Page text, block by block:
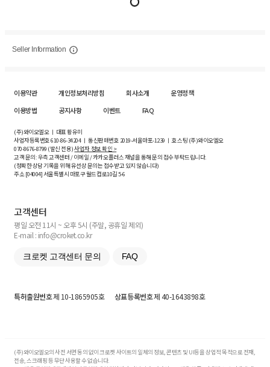
Seller Information
이용약관 개인정보처리방침 회사소개
운영정책
이용방법
공지사항 이벤트 FAQ
(주)와이오엘오 ㅣ 대표 황유미
사업자등록번호610-86-34204ㅣ 통신판매번호 2019-서울마포-1239 ㅣ 호스팅 (주)와이오엘오
070-8676-8799 (발신 전용)사업자 정보 확인 >
고객 문의: 우측 고객센터 / 이메일 / 카카오플러스 채널을 통해 문의 접수 부탁드립니다.
(정확한 상담 기록을 위해 유선상 문의는 접수받고 있지 않습니다)
주소 [04004] 서울특별시 마포구 월드컵로10길5-6
고객센터
평일 오전 11시 ~ 오후 5시 (주말, 공휴일 제외)
E-mail : info@croket.co.kr
크로켓 고객센터 문의 FAQ
특허출원번호제 10-1865905호 상표등록번호제 40-1643898호
(주)와이오엘오의 사전 서면 동의 없이 크로켓 사이트의 일체의 정보, 콘텐츠 및 UI등을 상업적 목적으로 전재,
전송, 스크래핑 등 무단 사용할 수 없습니다.